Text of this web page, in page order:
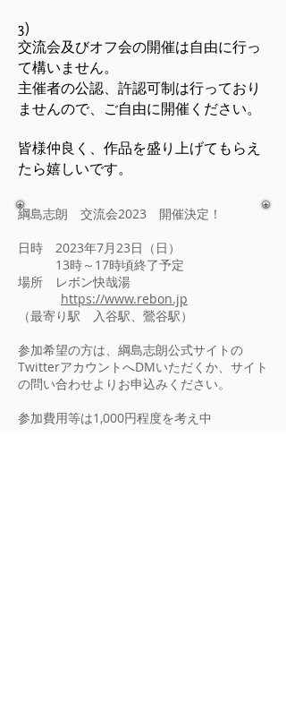
3)
交流会及びオフ会の開催は自由に行っ
て構いません。
主催者の公認、許認可制は行っており
ませんので、ご自由に開催ください。
皆様仲良く、作品を盛り上げてもらえ
たら嬉しいです。
綱島志朗 交流会2023 開催決定！
日時 2023年7月23日（日）
13時～17時頃終了予定
場所 レボン快哉湯
https://www.rebon.jp
（最寄り駅 入谷駅、鶯谷駅）
参加希望の方は、綱島志朗公式サイトの
TwitterアカウントへDMいただくか、サイト
の問い合わせよりお申込みください。
参加費用等は1,000円程度を考え中